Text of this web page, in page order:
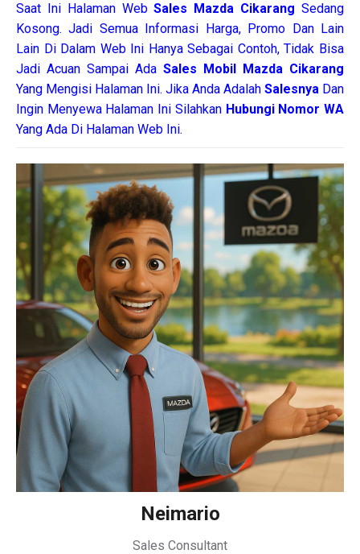
Saat Ini Halaman WebSales Mazda CikarangSedang
Kosong. Jadi Semua Informasi Harga, Promo Dan Lain
Lain Di Dalam Web Ini Hanya Sebagai Contoh, Tidak Bisa
Jadi Acuan Sampai Ada Sales Mobil Mazda Cikarang
Yang Mengisi Halaman Ini. Jika Anda Adalah Salesnya Dan
Ingin Menyewa Halaman Ini Silahkan Hubungi Nomor WA
Yang Ada Di Halaman Web Ini.
Neimario
Sales Consultant